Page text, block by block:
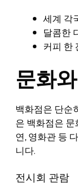
세계 각
달콤한
커피 한
문화
백화점은 단순
은 백화점은
연, 영화관 등
니다.
전시회 관람